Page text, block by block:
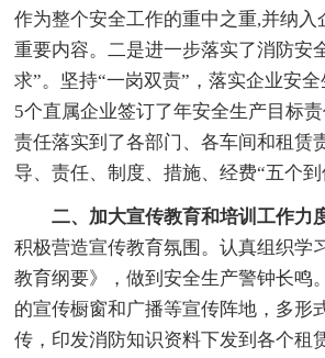
作为整个安全工作的重中之重,并纳入
重要内容。二是进一步落实了消防安
求”。坚持“一岗双责”，落实企业安
5个直属企业签订了年安全生产目标
责任落实到了各部门、各车间和租赁
导、责任、制度、措施、经费“五个到
二、加大宣传教育和培训工作力
积极营造宣传教育氛围。认真组织学
教育纲要》，做到安全生产警钟长鸣
的宣传橱窗和广播等宣传阵地，多形
传，印发消防知识资料下发到各个租